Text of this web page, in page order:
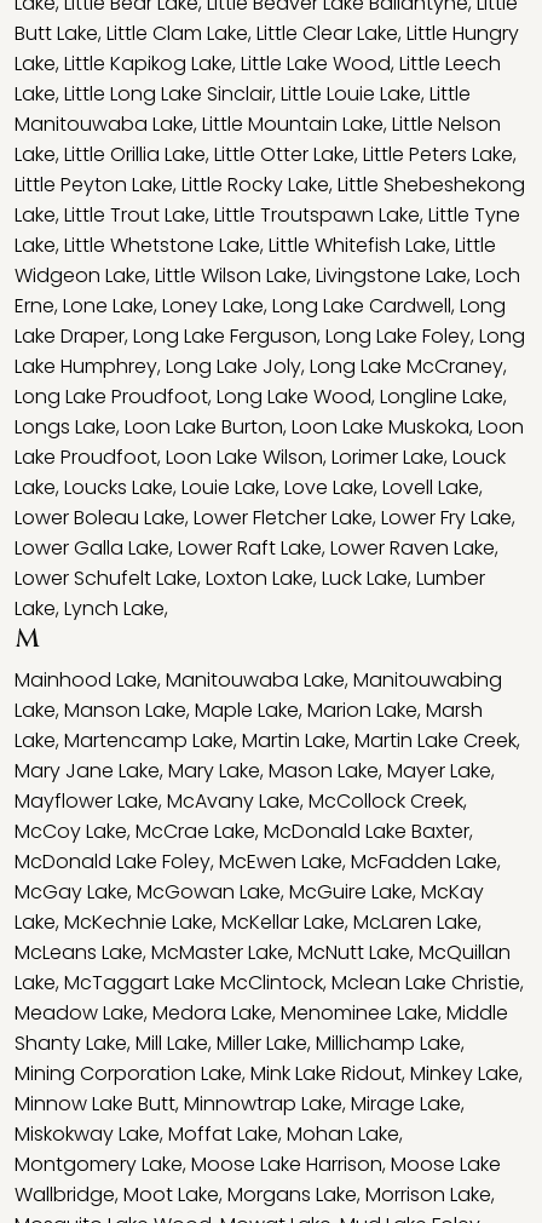
Butt Lake,Little Clam Lake,Little Clear Lake,Little Hungry
Lake,Little Kapikog Lake,Little Lake Wood,Little Leech
Lake,Little Long Lake Sinclair,Little Louie Lake,Little
Manitouwaba Lake,Little Mountain Lake,Little Nelson
Lake,Little Orillia Lake,Little Otter Lake,Little Peters Lake,
Little Peyton Lake,Little Rocky Lake,Little Shebeshekong
Lake,Little Trout Lake,Little Troutspawn Lake,Little Tyne
Lake,Little Whetstone Lake,Little Whitefish Lake,Little
Widgeon Lake,Little Wilson Lake,Livingstone Lake,Loch
Erne,Lone Lake,Loney Lake,Long Lake Cardwell,Long
Lake Draper,Long Lake Ferguson,Long Lake Foley,Long
Lake Humphrey,Long Lake Joly,Long Lake McCraney,
Long Lake Proudfoot,Long Lake Wood,Longline Lake,
Longs Lake,Loon Lake Burton,Loon Lake Muskoka,Loon
Lake Proudfoot,Loon Lake Wilson,Lorimer Lake,Louck
Lake,Loucks Lake,Louie Lake,Love Lake,Lovell Lake,
Lower Boleau Lake,Lower Fletcher Lake,Lower Fry Lake,
Lower Galla Lake,Lower Raft Lake,Lower Raven Lake,
Lower Schufelt Lake,Loxton Lake,Luck Lake,Lumber
Lake,Lynch Lake,
M
Mainhood Lake,Manitouwaba Lake,Manitouwabing
Lake,Manson Lake,Maple Lake,Marion Lake,Marsh
Lake,Martencamp Lake,Martin Lake,Martin Lake Creek,
Mary Jane Lake,Mary Lake,Mason Lake,Mayer Lake,
Mayflower Lake,McAvany Lake,McCollock Creek,
McCoy Lake,McCrae Lake,McDonald Lake Baxter,
McDonald Lake Foley,McEwen Lake,McFadden Lake,
McGay Lake,McGowan Lake,McGuire Lake,McKay
Lake,McKechnie Lake,McKellar Lake,McLaren Lake,
McLeans Lake,McMaster Lake,McNutt Lake,McQuillan
Lake,McTaggart Lake McClintock,Mclean Lake Christie,
Meadow Lake,Medora Lake,Menominee Lake,Middle
Shanty Lake,Mill Lake,Miller Lake,Millichamp Lake,
Mining Corporation Lake,Mink Lake Ridout,Minkey Lake,
Minnow Lake Butt,Minnowtrap Lake,Mirage Lake,
Miskokway Lake,Moffat Lake,Mohan Lake,
Montgomery Lake,Moose Lake Harrison,Moose Lake
Wallbridge,Moot Lake,Morgans Lake,Morrison Lake,